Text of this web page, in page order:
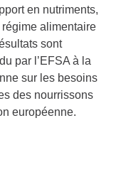
en nutriments,
alimentaire
sont
par l’EFSA à la
sur les besoins
des nourrissons
européenne.